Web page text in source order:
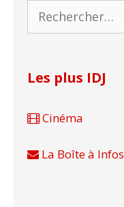
Rechercher :
Les plus IDJ
Cinéma
La Boîte à Infos